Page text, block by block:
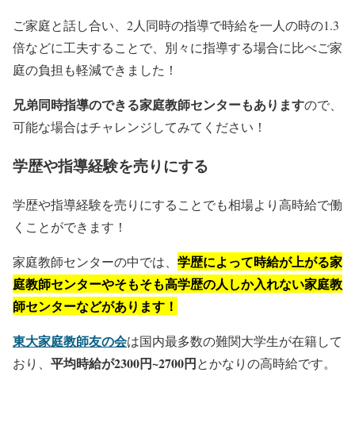
ご家庭と話し合い、2人同時の指導で時給を一人の時の1.3
倍などに工夫することで、別々に指導する場合に比べご家
庭の負担も軽減できました！
兄弟同時指導のできる家庭教師センターもありますので、
可能な場合はチャレンジしてみてください！
学歴や指導経験を売りにする
学歴や指導経験を売りにすることでも相場より高時給で働
くことができます！
家庭教師センターの中では、 学歴によって時給が上がる家
庭教師センターやそもそも高学歴の人しか入れない家庭教
師センターなどがあります！
東大家庭教師友の会は国内最多数の難関大学生が在籍して
おり、 平均時給が2300円~2700円とかなりの高時給です。